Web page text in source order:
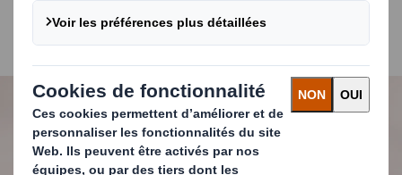
Emballage fermé, avec couvercle, mécanisé
Carousel. Use previous and next buttons to move